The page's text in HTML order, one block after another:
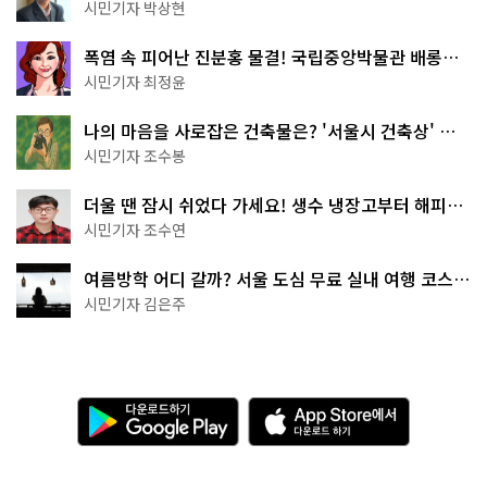
시민기자 박상현
폭염 속 피어난 진분홍 물결! 국립중앙박물관 배롱나
무 명소
시민기자 최정윤
나의 마음을 사로잡은 건축물은? '서울시 건축상' 수
상작 공개!
시민기자 조수봉
더울 땐 잠시 쉬었다 가세요! 생수 냉장고부터 해피소
·무더위쉼터까지
시민기자 조수연
여름방학 어디 갈까? 서울 도심 무료 실내 여행 코스
추천
시민기자 김은주
다
운
로
A
p
p